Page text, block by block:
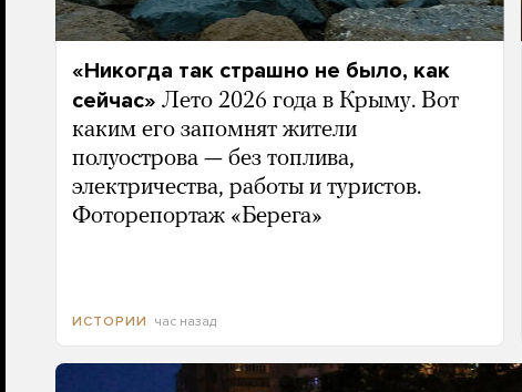
«Никогда так страшно не было, как
сейчас» Лето 2026 года в Крыму. Вот
каким его запомнят жители
полуострова — без топлива,
электричества, работы и туристов.
Фоторепортаж «Берега»
ИСТОРИИ час назад